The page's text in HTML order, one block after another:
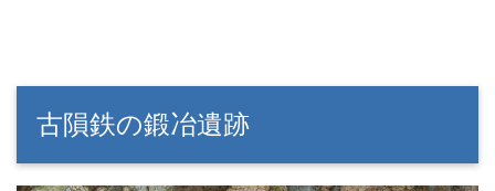
古隕鉄の鍛冶遺跡